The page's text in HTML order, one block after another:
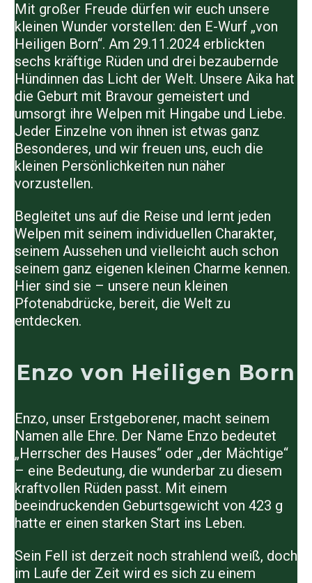
Mit großer Freude dürfen wir euch unsere
kleinen Wunder vorstellen: den E-Wurf „von
Heiligen Born“. Am 29.11.2024 erblickten
sechs kräftige Rüden und drei bezaubernde
Hündinnen das Licht der Welt. Unsere Aika hat
die Geburt mit Bravour gemeistert und
umsorgt ihre Welpen mit Hingabe und Liebe.
Jeder Einzelne von ihnen ist etwas ganz
Besonderes, und wir freuen uns, euch die
kleinen Persönlichkeiten nun näher
vorzustellen.
Begleitet uns auf die Reise und lernt jeden
Welpen mit seinem individuellen Charakter,
seinem Aussehen und vielleicht auch schon
seinem ganz eigenen kleinen Charme kennen.
Hier sind sie – unsere neun kleinen
Pfotenabdrücke, bereit, die Welt zu
entdecken.
Enzo von Heiligen Born
Enzo, unser Erstgeborener, macht seinem
Namen alle Ehre. Der Name Enzo bedeutet
„Herrscher des Hauses“ oder „der Mächtige“
– eine Bedeutung, die wunderbar zu diesem
kraftvollen Rüden passt. Mit einem
beeindruckenden Geburtsgewicht von 423 g
hatte er einen starken Start ins Leben.
Sein Fell ist derzeit noch strahlend weiß, doch
im Laufe der Zeit wird es sich zu einem